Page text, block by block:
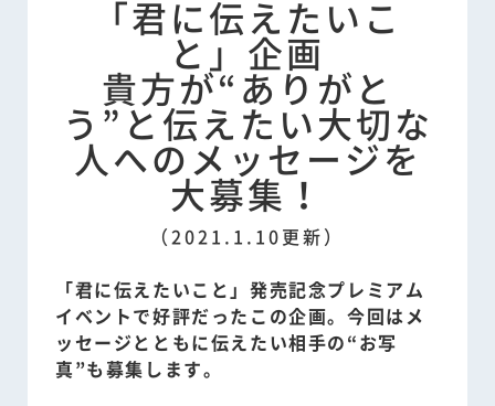
「君に伝えたいこ
と」企画
貴方が“ありがと
う”と伝えたい大切な
人へのメッセージを
大募集！
（2021.1.10更新）
「君に伝えたいこと」発売記念プレミアム
イベントで好評だったこの企画。今回はメ
ッセージとともに伝えたい相手の“お写
真”も募集します。